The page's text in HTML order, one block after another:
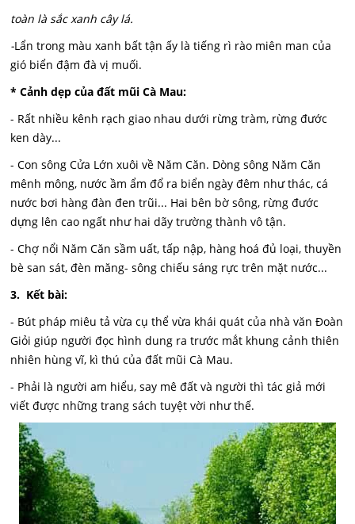
toàn là sắc xanh cây lá.
-Lẩn trong màu xanh bất tận ấy là tiếng rì rào miên man của
gió biển đậm đà vị muối.
* Cảnh dẹp của đất mũi Cà Mau:
- Rất nhiều kênh rạch giao nhau dưới rừng tràm, rừng đước
ken dày...
- Con sông Cửa Lớn xuôi về Năm Căn. Dòng sông Năm Căn
mênh mông, nước ầm ẩm đổ ra biển ngày đêm như thác, cá
nước bơi hàng đàn đen trũi... Hai bên bờ sông, rừng đước
dựng lên cao ngất như hai dãy trường thành vô tận.
- Chợ nổi Năm Căn sầm uất, tấp nập, hàng hoá đủ loại, thuyền
bè san sát, đèn măng- sông chiếu sáng rực trên mặt nước...
3. Kết bài:
- Bút pháp miêu tả vừa cụ thể vừa khái quát của nhà văn Đoàn
Giỏi giúp người đọc hình dung ra trước mắt khung cảnh thiên
nhiên hùng vĩ, kì thú của đất mũi Cà Mau.
- Phải là người am hiểu, say mê đất và người thì tác giả mới
viết được những trang sách tuyệt vời như thế.